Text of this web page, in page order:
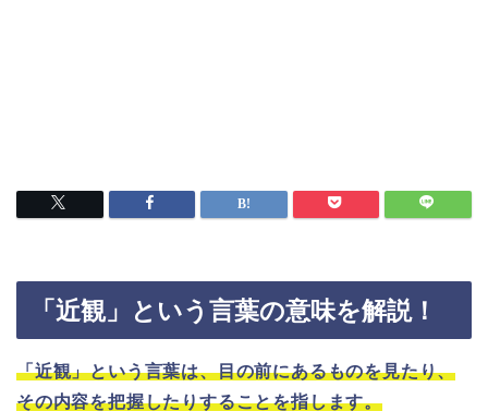
「近観」という言葉の意味を解説！
「近観」という言葉は、目の前にあるものを見たり、
その内容を把握したりすることを指します。